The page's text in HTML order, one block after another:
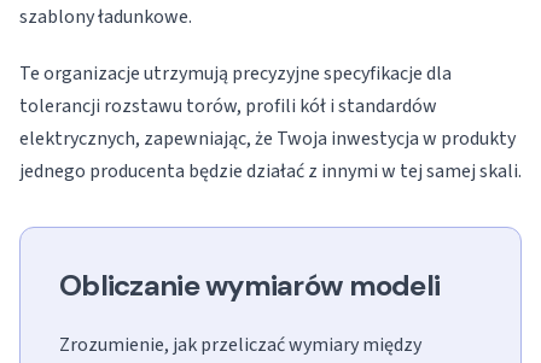
szablony ładunkowe.
Te organizacje utrzymują precyzyjne specyfikacje dla
tolerancji rozstawu torów, profili kół i standardów
elektrycznych, zapewniając, że Twoja inwestycja w produkty
jednego producenta będzie działać z innymi w tej samej skali.
Obliczanie wymiarów modeli
Zrozumienie, jak przeliczać wymiary między